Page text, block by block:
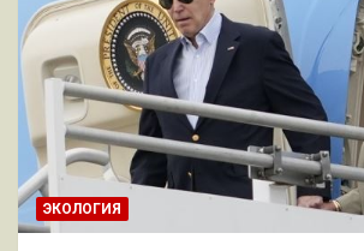
ЭКОЛОГИЯ